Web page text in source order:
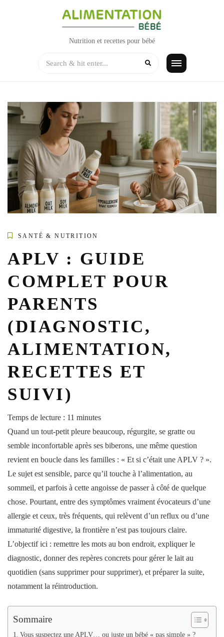
Nutrition et recettes pour bébé
SANTÉ & NUTRITION
APLV : GUIDE
COMPLET POUR
PARENTS
(DIAGNOSTIC,
ALIMENTATION,
RECETTES ET
SUIVI)
Temps de lecture : 11 minutes
Quand un tout-petit pleure beaucoup, régurgite, se gratte ou
semble inconfortable après ses biberons, une même question
revient en boucle dans les familles : « Et si c’était une APLV ? ».
Le sujet est sensible, parce qu’il touche à l’alimentation, au
sommeil, et parfois à cette angoisse de passer à côté de quelque
chose. Pourtant, entre des symptômes vraiment évocateurs d’une
allergie et ceux, très fréquents, qui relèvent d’un reflux ou d’une
immaturité digestive, la frontière n’est pas toujours claire.
L’objectif ici : remettre les mots au bon endroit, expliquer le
diagnostic, donner des repères concrets pour gérer le lait au
quotidien (sans supprimer pour supprimer), et préparer la suite,
notamment la réintroduction.
Sommaire
Vous suspectez une APLV… ou juste un bébé « pas simple » ?